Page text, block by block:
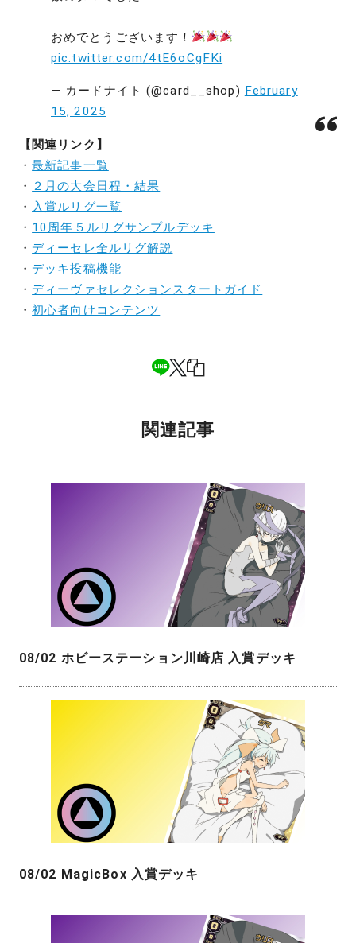
おめでとうございます！
pic.twitter.com/4tE6oCgFKi
— カードナイト (@card__shop) February
15, 2025
【関連リンク】
・最新記事一覧
・ ２月の大会日程・結果
・ 入賞ルリグ一覧
・ 10周年５ルリグサンプルデッキ
・ ディーセレ全ルリグ解説
・ デッキ投稿機能
・ ディーヴァセレクションスタートガイド
・初心者向けコンテンツ
関連記事
08/02 ホビーステーション川崎店 入賞デッキ
08/02 MagicBox 入賞デッキ